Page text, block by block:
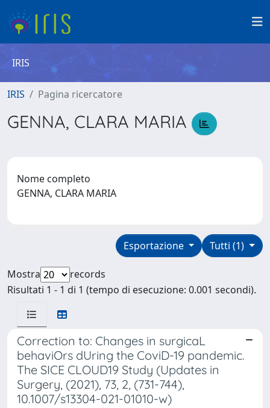
IRIS
IRIS Pagina ricercatore
GENNA, CLARA MARIA
Nome completo
GENNA, CLARA MARIA
Tutti (1)
Esportazione
Mostra
records
Risultati 1 - 1 di 1 (tempo di esecuzione: 0.001 secondi).
Correction to: Changes in surgicaL
behaviOrs dUring the CoviD-19 pandemic.
The SICE CLOUD19 Study (Updates in
Surgery, (2021), 73, 2, (731-744),
10.1007/s13304-021-01010-w)